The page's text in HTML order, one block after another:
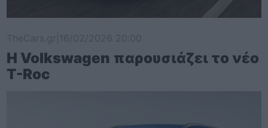
Η Volkswagen παρουσιάζει το νέο
T-Roc